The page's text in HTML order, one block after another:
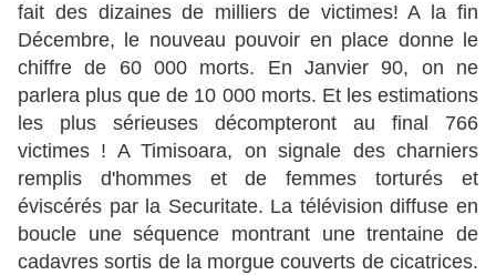
fait des dizaines de milliers de victimes! A la fin
Décembre, le nouveau pouvoir en place donne le
chiffre de 60 000 morts. En Janvier 90, on ne
parlera plus que de 10 000 morts. Et les estimations
les plus sérieuses décompteront au final 766
victimes ! A Timisoara, on signale des charniers
remplis d'hommes et de femmes torturés et
éviscérés par la Securitate. La télévision diffuse en
boucle une séquence montrant une trentaine de
cadavres sortis de la morgue couverts de cicatrices.